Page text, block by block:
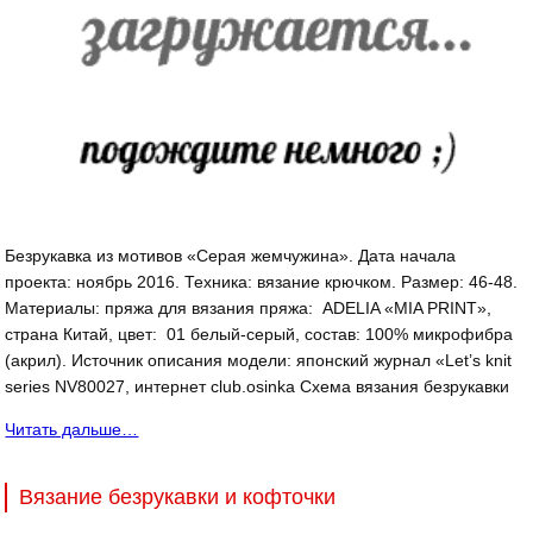
Безрукавка из мотивов «Серая жемчужина». Дата начала
проекта: ноябрь 2016. Техника: вязание крючком. Размер: 46-48.
Материалы: пряжа для вязания пряжа: ADELIA «MIA PRINT»,
страна Китай, цвет: 01 белый-серый, состав: 100% микрофибра
(акрил). Источник описания модели: японский журнал «Let’s knit
series NV80027, интернет club.osinka Схема вязания безрукавки
Читать дальше…
Вязание безрукавки и кофточки